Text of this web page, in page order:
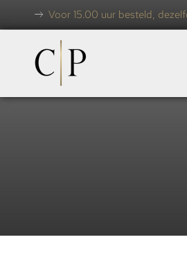
Voor 15.00 uur besteld,